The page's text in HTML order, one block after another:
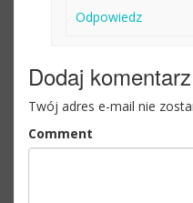
Odpowiedz
Dodaj komentarz
Twój adres e-mail nie
Comment